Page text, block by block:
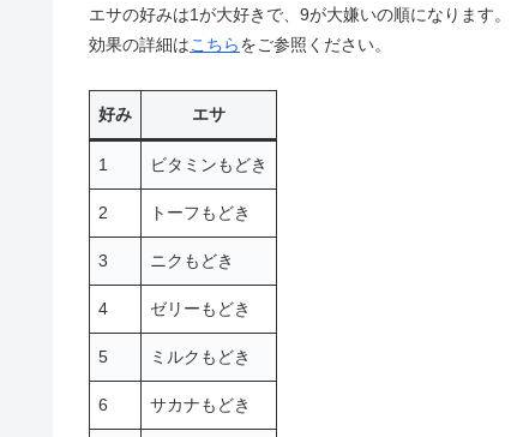
エサの好みは1が大好きで、9が大嫌いの順になります。
効果の詳細はこちらをご参照ください。
好み エサ
1 ビタミンもどき
2 トーフもどき
3 ニクもどき
4 ゼリーもどき
5 ミルクもどき
6 サカナもどき